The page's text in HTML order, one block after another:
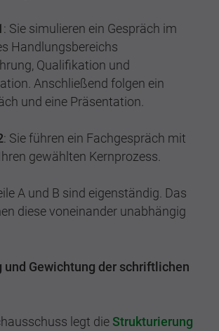
: Sie simulieren ein Gespräch im
Handlungsbereichs
Qualifikation und
Anschließend folgen ein
und eine Präsentation.
: Sie führen ein Fachgespräch mit
gewählten Kernprozess.
A und B sind eigenständig. Das
diese voneinander unabhängig
und Gewichtung der schriftlichen
legt dieStrukturierung